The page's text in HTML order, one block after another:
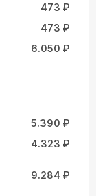
473 ₽
473 ₽
6.050 ₽
5.390 ₽
4.323 ₽
9.284 ₽